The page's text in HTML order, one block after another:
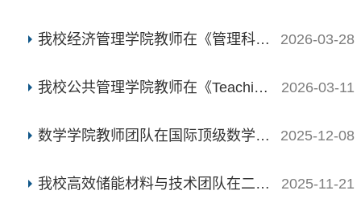
我校经济管理学院教师在《管理科学学报（英文版）》刊发... 2026-03-28
我校公共管理学院教师在《Teaching and Teacher Educatio... 2026-03-11
数学学院教师团队在国际顶级数学期刊Advances in Mathema... 2025-12-08
我校高效储能材料与技术团队在二维功能电极材料方面取得... 2025-11-21